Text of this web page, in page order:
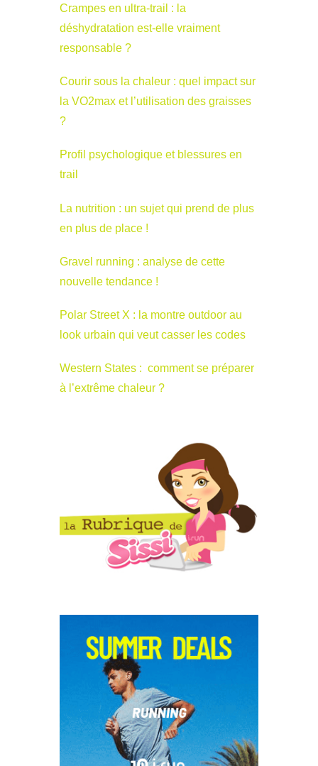
Crampes en ultra-trail : la
déshydratation est-elle vraiment
responsable ?
Courir sous la chaleur : quel impact sur
la VO2max et l’utilisation des graisses
?
Profil psychologique et blessures en
trail
La nutrition : un sujet qui prend de plus
en plus de place !
Gravel running : analyse de cette
nouvelle tendance !
Polar Street X : la montre outdoor au
look urbain qui veut casser les codes
Western States : comment se préparer
à l’extrême chaleur ?